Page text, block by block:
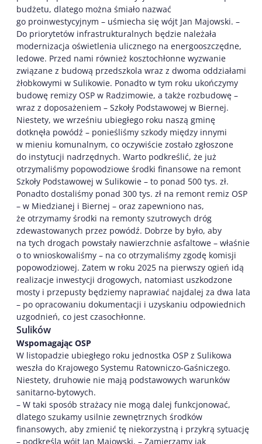
budżetu, dlatego można śmiało nazwać
go proinwestycyjnym – uśmiecha się wójt Jan Majowski. –
Do priorytetów infrastrukturalnych będzie należała
modernizacja oświetlenia ulicznego na energooszczędne,
ledowe. Przed nami również kosztochłonne wyzwanie
związane z budową przedszkola wraz z dwoma oddziałami
żłobkowymi w Sulikowie. Ponadto w tym roku ukończymy
budowę remizy OSP w Radzimowie, a także rozbudowę –
wraz z doposażeniem – Szkoły Podstawowej w Biernej.
Niestety, we wrześniu ubiegłego roku naszą gminę
dotknęła powódź – ponieśliśmy szkody między innymi
w mieniu komunalnym, co oczywiście zostało zgłoszone
do instytucji nadrzędnych. Warto podkreślić, że już
otrzymaliśmy popowodziowe środki finansowe na remont
Szkoły Podstawowej w Sulikowie – to ponad 500 tys. zł.
Ponadto dostaliśmy ponad 300 tys. zł na remont remiz OSP
– w Miedzianej i Biernej – oraz zapewniono nas,
że otrzymamy środki na remonty szutrowych dróg
zdewastowanych przez powódź. Dobrze by było, aby
na tych drogach powstały nawierzchnie asfaltowe – właśnie
o to wnioskowaliśmy – na co otrzymaliśmy zgodę komisji
popowodziowej. Zatem w roku 2025 na pierwszy ogień idą
realizacje inwestycji drogowych, natomiast uszkodzone
mosty i przepusty będziemy naprawiać najdalej za dwa lata
– po opracowaniu dokumentacji i uzyskaniu odpowiednich
uzgodnień, co jest czasochłonne.
Sulików
Wspomagając OSP
W listopadzie ubiegłego roku jednostka OSP z Sulikowa
weszła do Krajowego Systemu Ratowniczo-Gaśniczego.
Niestety, druhowie nie mają podstawowych warunków
sanitarno-bytowych.
– W taki sposób strażacy nie mogą dalej funkcjonować,
dlatego szukamy usilnie zewnętrznych środków
finansowych, aby zmienić tę niekorzystną i przykrą sytuację
– podkreśla wójt Jan Majowski. – Zamierzamy jak